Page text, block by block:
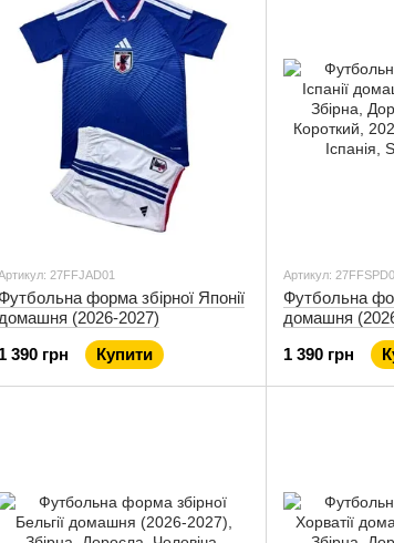
27FFJAD01
форма збірної Японії
домашня (2026-2027)
1 390 грн
Купити
Артикул:
Футбольна
домашня
1 390 грн